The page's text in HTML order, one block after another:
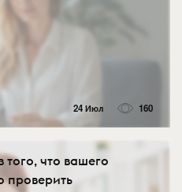
24 Июл 160
того, что вашего
проверить